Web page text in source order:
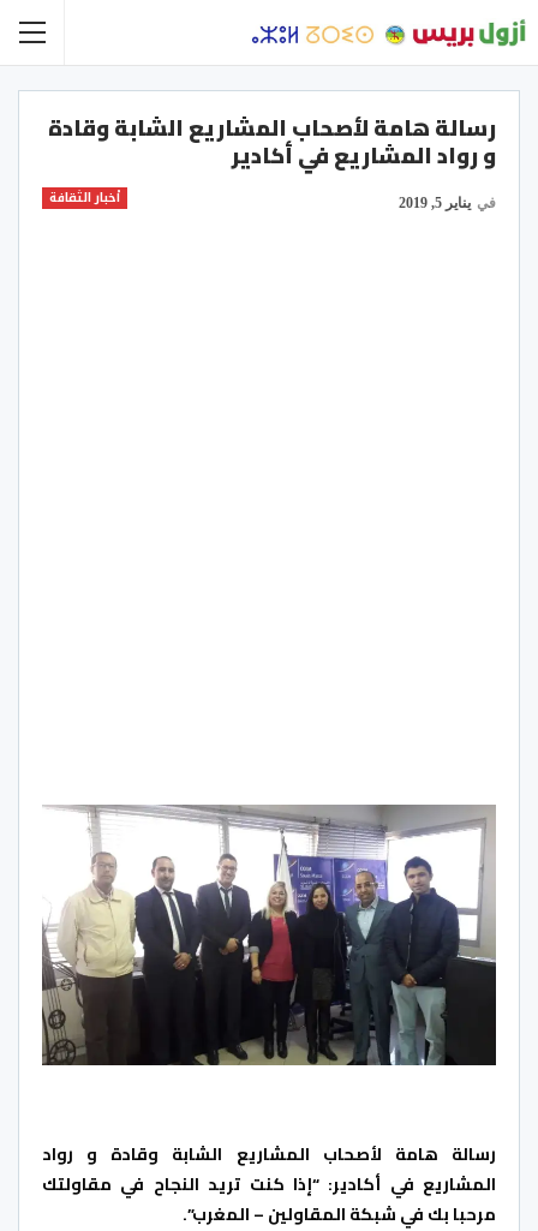
رسالة هامة لأصحاب المشاريع الشابة وقادة
و رواد المشاريع في أكادير
أخبار الثقافة في يناير 5, 2019
رسالة هامة لأصحاب المشاريع الشابة وقادة و رواد
المشاريع في أكادير: “إذا كنت تريد النجاح في مقاولتك
مرحبا بك في شبكة المقاولين – المغرب”.